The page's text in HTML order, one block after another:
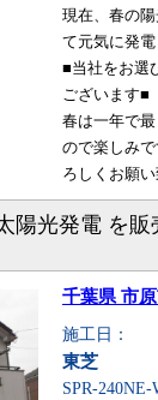
現在、春の
て元気に発電
■当社をお選
ございます■
春は一年で
ので楽しみ
ろしくお願い
陽光発電 を販
千葉県 市
施工日：
東芝
SPR-240NE-